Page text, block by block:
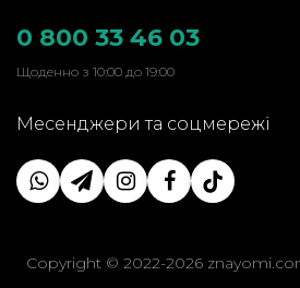
0 800 33 46 03
Щоденно з 10:00 до 19:00
Месенджери та соцмережі
Copyright © 2022-2026